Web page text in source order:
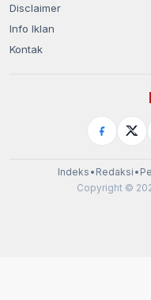
Disclaimer
Info Iklan
Kontak
Indeks • Redaksi •
Copyright ©